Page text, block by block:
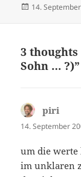
Posted
14.
3
Sohn … ?)”
piri
14. September
um die werte
im unklaren